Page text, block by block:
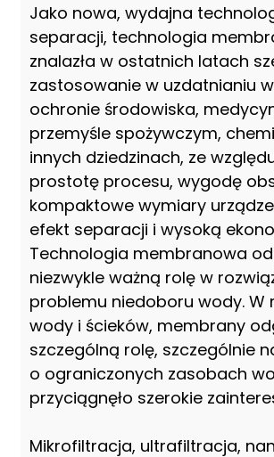
Jako nowa, wydajna
separacji, technologia
znalazła w ostatnich latach
zastosowanie w uzdatnianiu
ochronie środowiska,
przemyśle spożywczym,
innych dziedzinach, ze
prostotę procesu, wygodę
kompaktowe wymiary
efekt separacji i wysoką
Technologia membranowa
niezwykle ważną rolę w
problemu niedoboru wody. W
wody i ścieków, membrany
szczególną rolę, szczególnie
o ograniczonych zasobach
przyciągnęło szerokie
Mikrofiltracja, ultrafiltracja,